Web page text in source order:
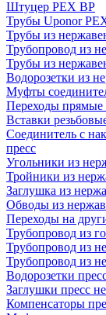
Штуцер PEX ВР
Трубы Uponor
Трубы из
Трубопровод из
Трубы из
Водорозетки из
Муфты
Переходы прямые
Вставки
Соединитель с
пресс
Угольники из
Тройники из
Заглушка из
Обводы из
Переходы на
Трубопровод из
Трубопровод из
Трубопровод из
Водорозетки
Заглушки пресс
Компенсаторы